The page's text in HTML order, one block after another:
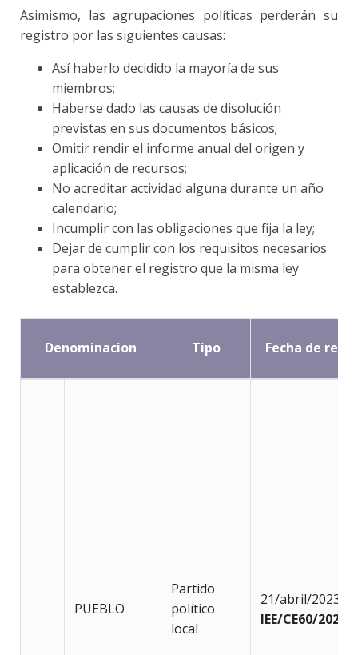
Asimismo, las agrupaciones políticas perderán su
registro por las siguientes causas:
Así haberlo decidido la mayoría de sus
miembros;
Haberse dado las causas de disolución
previstas en sus documentos básicos;
Omitir rendir el informe anual del origen y
aplicación de recursos;
No acreditar actividad alguna durante un año
calendario;
Incumplir con las obligaciones que fija la ley;
Dejar de cumplir con los requisitos necesarios
para obtener el registro que la misma ley
establezca.
Denominacion Tipo Fecha de
PUEBLO
Partido
político
local
21/abril/2023
IEE/CE60/2023